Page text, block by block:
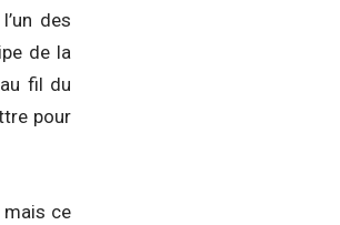
des
de la
fil du
pour
mais ce